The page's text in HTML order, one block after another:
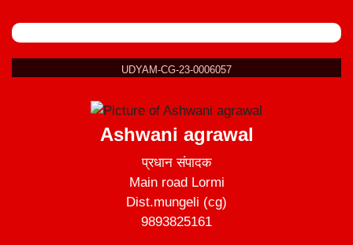
UDYAM-CG-23-0006057
Ashwani agrawal
प्रधान संपादक
Main road Lormi
Dist.mungeli (cg)
9893825161